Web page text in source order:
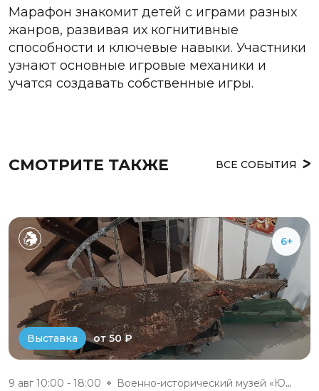
Марафон знакомит детей с играми разных
жанров, развивая их когнитивные
способности и ключевые навыки. Участники
узнают основные игровые механики и
учатся создавать собственные игры.
СМОТРИТЕ ТАКЖЕ ВСЕ СОБЫТИЯ
6+
Выставка от 50 ₽
9 авг 10:00 - 18:00 Военно-исторический музей «Юхн...